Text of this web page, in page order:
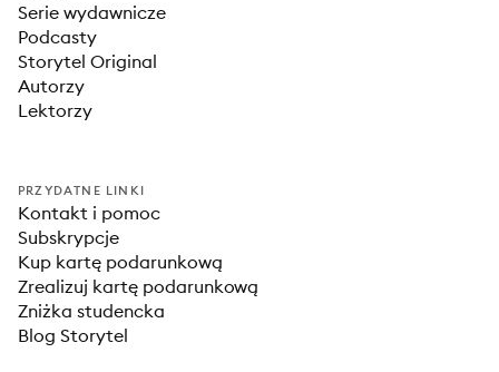
Serie wydawnicze
Podcasty
Storytel Original
Autorzy
Lektorzy
PRZYDATNE LINKI
Kontakt i pomoc
Subskrypcje
Kup kartę podarunkową
Zrealizuj kartę podarunkową
Zniżka studencka
Blog Storytel